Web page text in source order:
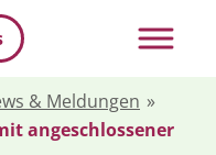
& Meldungen »
angeschlossener